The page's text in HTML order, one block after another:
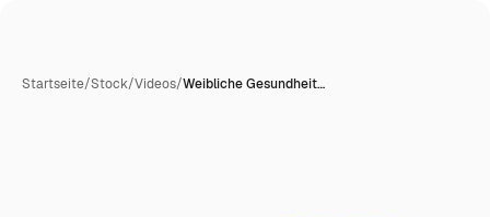
Startseite/Stock/Videos/Weibliche Gesundheit…